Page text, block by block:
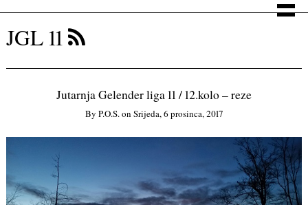
JGL 11
Jutarnja Gelender liga 11 / 12.kolo – reze
By P.o.s.on Srijeda, 6 prosinca, 2017